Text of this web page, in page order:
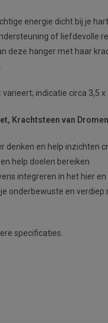
energie dicht bij je
of liefdevolle
deze hanger met haar
indicatie circa 3,5 x
Krachtsteen van
denken en help inzichten
help doelen bereiken
integreren in het hier en
onderbewuste en verdiep
specificaties.